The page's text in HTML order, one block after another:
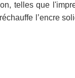
telles que
l’encre